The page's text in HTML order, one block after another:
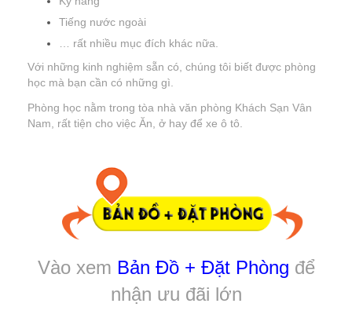
Tiếng nước ngoài
… rất nhiều mục đích khác nữa.
Với những kinh nghiệm sẵn có, chúng tôi biết được phòng
học mà bạn cần có những gì.
Phòng học nằm trong tòa nhà văn phòng Khách Sạn Vân
Nam, rất tiện cho việc Ăn, ở hay để xe ô tô.
Vào xem Bản Đồ + Đặt Phòng để
nhận ưu đãi lớn